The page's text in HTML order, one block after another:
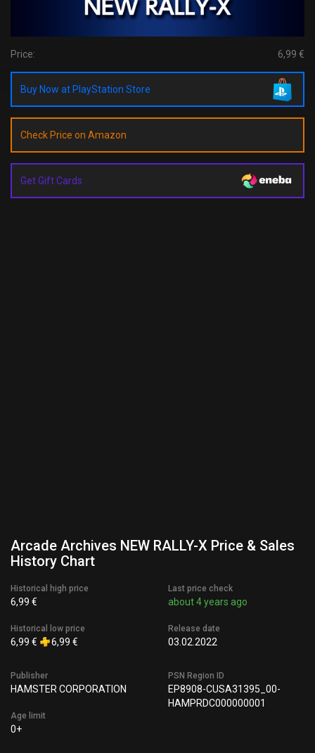
Price: 6,99 €
Buy Now at PlayStation Store
Check Price on Amazon
Get Gift Cards
Arcade Archives NEW RALLY-X Price & Sales
History Chart
Historical high price
6,99 €
Historical low price
6,99 € 6,99 €
Last price check
about 4 years ago
Release date
03.02.2022
Publisher
HAMSTER CORPORATION
Age limit
0+
PSN Region ID
EP8908-CUSA31395_00-
HAMPRDC000000001